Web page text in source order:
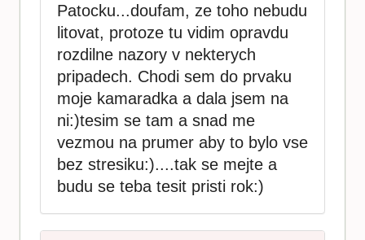
Patocku...doufam, ze toho nebudu
litovat, protoze tu vidim opravdu
rozdilne nazory v nekterych
pripadech. Chodi sem do prvaku
moje kamaradka a dala jsem na
ni:)tesim se tam a snad me
vezmou na prumer aby to bylo vse
bez stresiku:)....tak se mejte a
budu se teba tesit pristi rok:)